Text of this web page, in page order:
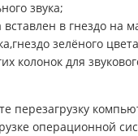
звука;
в гнездо на
зелёного
колонок для
перезагрузку
операционной